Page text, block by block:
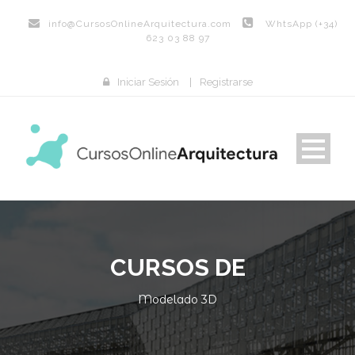
info@CursosOnlineArquitectura.com
WhtsApp (+34)
623 03 88 97
Iniciar Sesión Registrarse
CURSOS DE
Modelado 3D